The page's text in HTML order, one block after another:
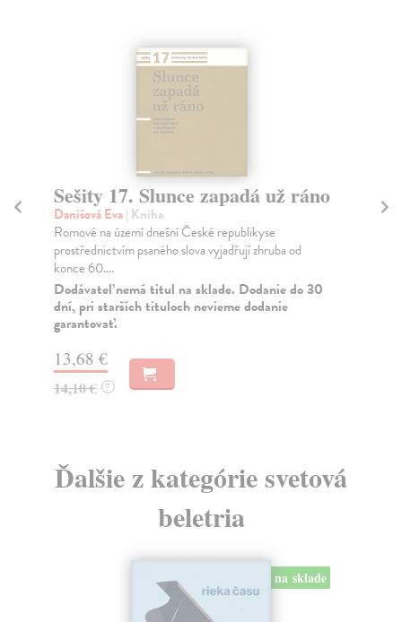
Sešity 17. Slunce zapadá už ráno
Danišová Eva| Kniha
Romové na území dnešní České republikyse
prostřednictvím psaného slova vyjadřují zhruba od
konce 60....
Dodávateľ nemá titul na sklade. Dodanie do 30
dní, pri starších tituloch nevieme dodanie
garantovať.
13,68 €
14,10 € ?
Ďalšie z kategórie svetová
beletria
na sklade